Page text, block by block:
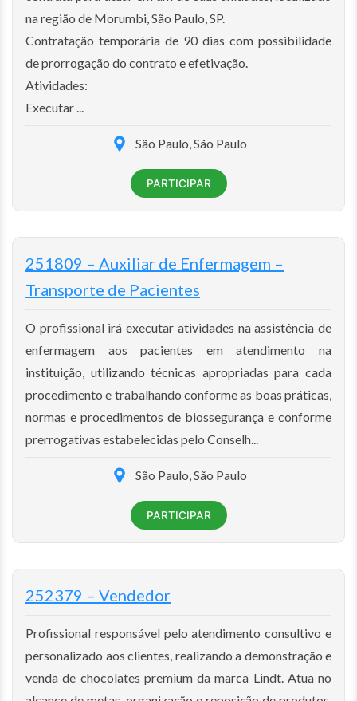
na região de Morumbi, São Paulo, SP.
Contratação temporária de 90 dias com possibilidade
de prorrogação do contrato e efetivação.
Atividades:
Executar ...
São Paulo, São Paulo
PARTICIPAR
251809 – Auxiliar de Enfermagem –
Transporte de Pacientes
O profissional irá executar atividades na assistência de
enfermagem aos pacientes em atendimento na
instituição, utilizando técnicas apropriadas para cada
procedimento e trabalhando conforme as boas práticas,
normas e procedimentos de biossegurança e conforme
prerrogativas estabelecidas pelo Conselh...
São Paulo, São Paulo
PARTICIPAR
252379 – Vendedor
Profissional responsável pelo atendimento consultivo e
personalizado aos clientes, realizando a demonstração e
venda de chocolates premium da marca Lindt. Atua no